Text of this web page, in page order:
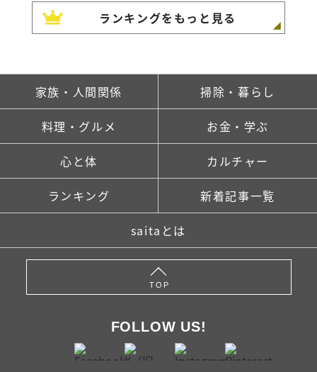
ランキングをもっと見る
家族・人間関係 掃除・暮らし
料理・グルメ お金・学ぶ
心と体 カルチャー
ランキング 新着記事一覧
saitaとは
TOP
FOLLOW US!